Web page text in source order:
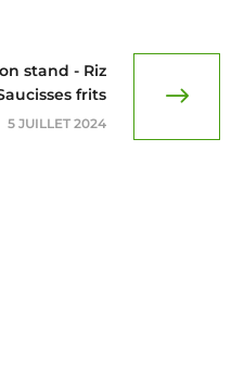
stand - Riz
frits
5 JUILLET 2024